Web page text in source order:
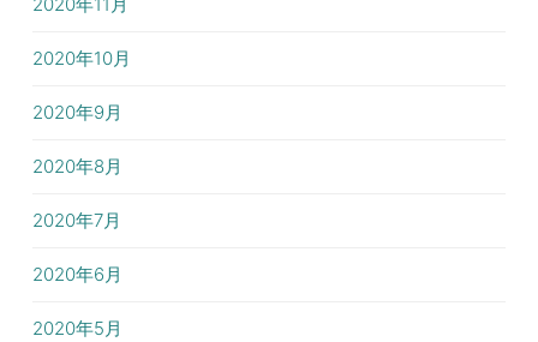
2020年11月
2020年10月
2020年9月
2020年8月
2020年7月
2020年6月
2020年5月